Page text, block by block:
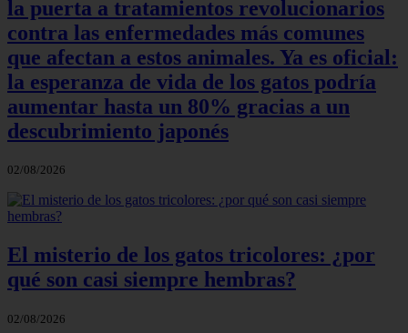
la puerta a tratamientos revolucionarios
contra las enfermedades más comunes
que afectan a estos animales. Ya es oficial:
la esperanza de vida de los gatos podría
aumentar hasta un 80% gracias a un
descubrimiento japonés
02/08/2026
El misterio de los gatos tricolores: ¿por
qué son casi siempre hembras?
02/08/2026